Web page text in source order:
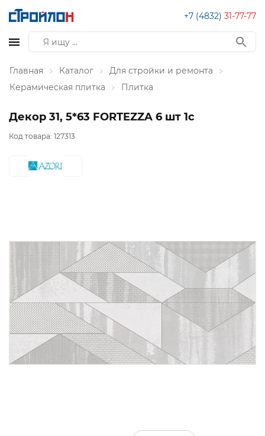
+7 (4832) 31-77-77
Главная Каталог
Для стройки и ремонта
Керамическая плитка
Плитка
Декор 31, 5*63 FORTEZZA 6 шт 1с
Код товара: 127313